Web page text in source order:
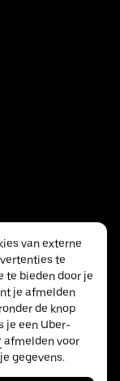
van externe
te
te bieden door je
je afmelden
de knop
je een Uber-
afmelden voor
gegevens.